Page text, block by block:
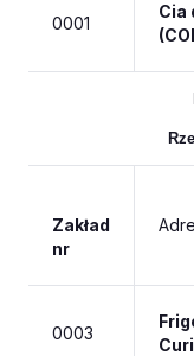
0001
Cia
Zakład
nr
0003